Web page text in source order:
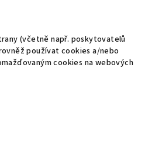
(včetně např. poskytovatelů
používat cookies a/nebo
cookies na webových